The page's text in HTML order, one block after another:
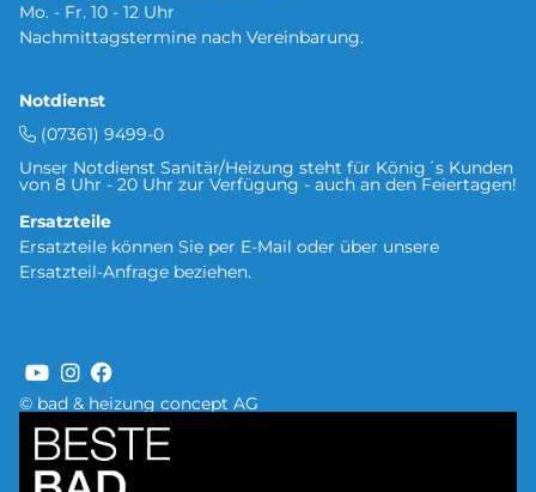
© bad & heizung concept AG
Mo. - Fr. 10 - 12 Uhr
Nachmittagstermine nach Vereinbarung.
Notdienst
(07361) 9499-0
Unser Notdienst Sanitär/Heizung steht für König´s Kunden
von 8 Uhr - 20 Uhr zur Verfügung - auch an den Feiertagen!
Ersatzteile
Ersatzteile können Sie per E-Mail oder über unsere
Ersatzteil-Anfrage beziehen.